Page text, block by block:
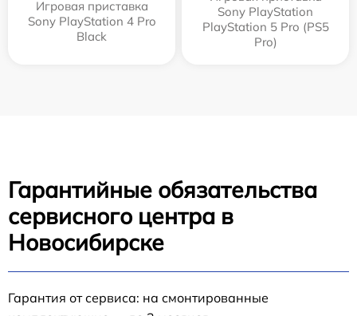
Игровая приставка
Sony PlayStation 4 Pro
Black
Sony PlayStation
PlayStation 5 Pro (PS5
Pro)
Гарантийные обязательства
сервисного центра в
Новосибирске
Гарантия от сервиса: на смонтированные